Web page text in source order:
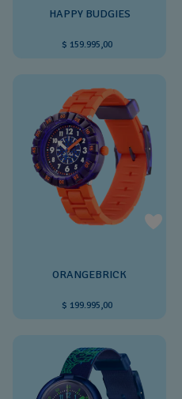
HAPPY BUDGIES
$ 159.995,00
ORANGEBRICK
$ 199.995,00